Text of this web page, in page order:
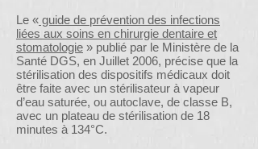
Le « guide de prévention des infections
liées aux soins en chirurgie dentaire et
stomatologie » publié par le Ministère de la
Santé DGS, en Juillet 2006, précise que la
stérilisation des dispositifs médicaux doit
être faite avec un stérilisateur à vapeur
d’eau saturée, ou autoclave, de classe B,
avec un plateau de stérilisation de 18
minutes à 134°C.